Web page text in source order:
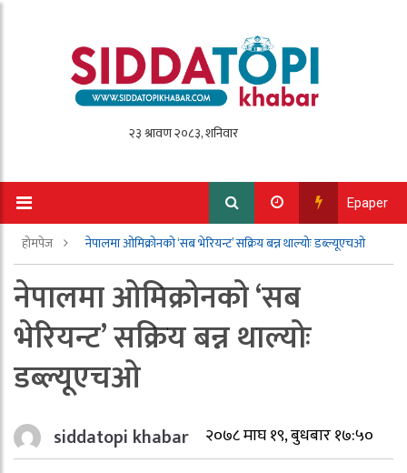
Epaper
होमपेज नेपालमा ओमिक्रोनको ‘सब भेरियन्ट’ सक्रिय बन्न थाल्योः डब्ल्यूएचओ
नेपालमा ओमिक्रोनको ‘सब
भेरियन्ट’ सक्रिय बन्न थाल्योः
डब्ल्यूएचओ
siddatopi khabar २०७८ माघ १९, बुधबार १७:५०